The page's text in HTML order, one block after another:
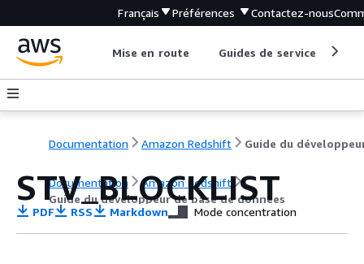
Français Préférences Contactez-nous
Mise en route Guides de service
Documentation Amazon Redshift
Documentation
Amazon Redshift
Guide du développeur de base de données
STV_BLOCKLIST
PDF RSS Markdown Mode concentration